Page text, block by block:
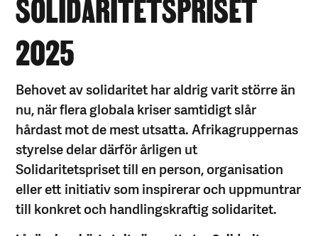
2025
Behovet av solidaritet har aldrig varit större än
nu, när flera globala kriser samtidigt slår
hårdast mot de mest utsatta. Afrikagruppernas
styrelse delar därför årligen ut
Solidaritetspriset till en person, organisation
eller ett initiativ som inspirerar och uppmuntrar
till konkret och handlingskraftig solidaritet.